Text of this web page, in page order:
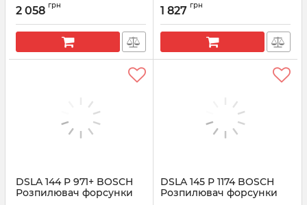
Артикул:
2 058 грн
Артикул:
1 827 грн
DSLA 144 P 971+ BOSCH
Розпилювач форсунки
DSLA 145 P 1174 BOSCH
Розпилювач форсунки